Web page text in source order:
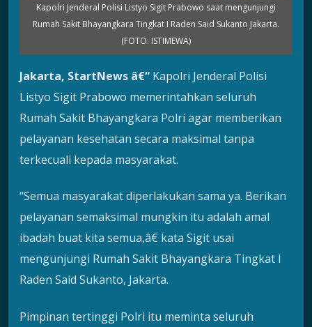
Kapolri Jenderal Polisi Listyo Sigit Prabowo saat mengunjungi
Rumah Sakit Bhayangkara Tingkat I Raden Said Sukanto Jakarta.
(FOTO: ISTIMEWA)
Jakarta, StartNews â€“ Kapolri Jenderal Polisi
Listyo Sigit Prabowo memerintahkan seluruh
Rumah Sakit Bhayangkara Polri agar memberikan
pelayanan kesehatan secara maksimal tanpa
terkecuali kepada masyarakat.
“Semua masyarakat diperlakukan sama ya. Berikan
pelayanan semaksimal mungkin itu adalah amal
ibadah buat kita semua,â€ kata Sigit usai
mengunjungi Rumah Sakit Bhayangkara Tingkat I
Raden Said Sukanto, Jakarta.
Pimpinan tertinggi Polri itu meminta seluruh